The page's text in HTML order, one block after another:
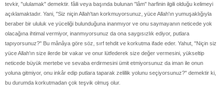
tevkir, "ululamak" demektir. fâili veya başında bulunan "lâm" harfinin ilgili olduğu kelimeyi
açıklamaktadır. Yani, "Siz niçin Allah'tan korkmuyorsunuz, yüce Allah'ın yumuşaklığıyla
beraber bir ululuk ve yüceliği bulunduğuna inanmıyor ve onu saymayanın neticede yok
olacağına ihtimal vermiyor, inanmıyorsunuz da ona saygısızlık ediyor, putlara
tapıyorsunuz?" Bu mânâya göre söz, sırf tehdit ve korkutma ifade eder. Yahut, "Niçin siz
yüce Allah'ın size ilerde bir vakar ve onur lütfederek size değer vermesini, yükseltip
neticede büyük mertebe ve sevaba erdirmesini ümit etmiyorsunuz da iman ile onun
yoluna gitmiyor, onu inkâr edip putlara taparak zelillik yolunu seçiyorsunuz?" demektir ki,
bu durumda korkutmadan çok teşvik olmuş olur.